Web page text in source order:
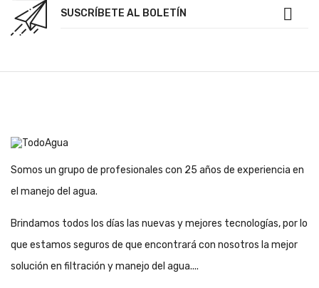
SUSCRÍBETE AL BOLETÍN

Somos un grupo de profesionales con 25 años de experiencia en
el manejo del agua.
Brindamos todos los días las nuevas y mejores tecnologías, por lo
que estamos seguros de que encontrará con nosotros la mejor
solución en filtración y manejo del agua....